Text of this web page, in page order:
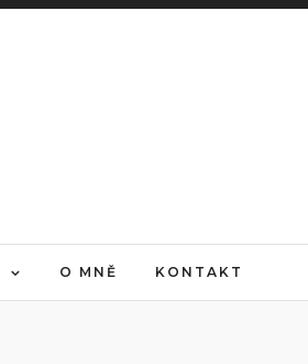
O MNĚ KONTAKT